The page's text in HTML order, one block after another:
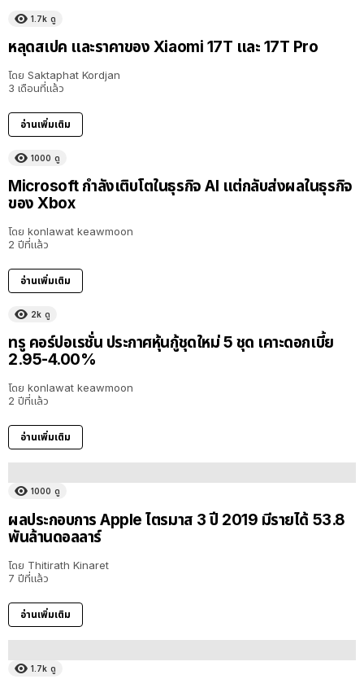
1.7k ดู
หลุดสเปค และราคาของ Xiaomi 17T และ 17T Pro
โดย Saktaphat Kordjan
3 เดือนที่แล้ว
อ่านเพิ่มเติม
1000 ดู
Microsoft กำลังเติบโตในธุรกิจ AI แต่กลับส่งผลในธุรกิจ
ของ Xbox
โดย konlawat keawmoon
2 ปีที่แล้ว
อ่านเพิ่มเติม
2k ดู
ทรู คอร์ปอเรชั่น ประกาศหุ้นกู้ชุดใหม่ 5 ชุด เคาะดอกเบี้ย
2.95-4.00%
โดย konlawat keawmoon
2 ปีที่แล้ว
อ่านเพิ่มเติม
1000 ดู
ผลประกอบการ Apple ไตรมาส 3 ปี 2019 มีรายได้ 53.8
พันล้านดอลลาร์
โดย Thitirath Kinaret
7 ปีที่แล้ว
อ่านเพิ่มเติม
1.7k ดู